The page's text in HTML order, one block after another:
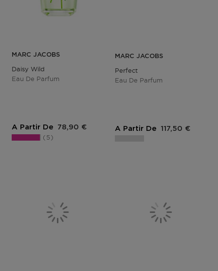
MARC JACOBS
Daisy Wild
Eau De Parfum
A Partir De Prix du produit
78,90 €
5
MARC JACOBS
Perfect
Eau De Parfum
A Partir De Prix du produit
117,50 €